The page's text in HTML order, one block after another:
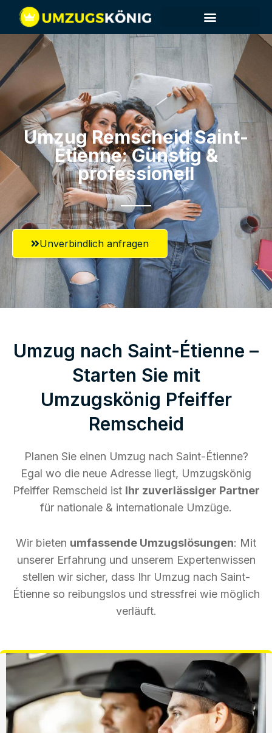
Umzug Remscheid​ Saint-
Étienne: Günstig &
professionell​
Unverbindlich anfragen
Umzug nach Saint-Étienne –
Starten Sie mit
Umzugskönig Pfeiffer
Remscheid
Planen Sie einen Umzug nach Saint-Étienne?
Egal wo die neue Adresse liegt, Umzugskönig
Pfeiffer Remscheid ist Ihr zuverlässiger Partner
für nationale & internationale Umzüge.
Wir bieten umfassende Umzugslösungen: Mit
unserer Erfahrung und unserem Expertenwissen
stellen wir sicher, dass Ihr Umzug nach Saint-
Étienne so reibungslos und stressfrei wie möglich
verläuft.